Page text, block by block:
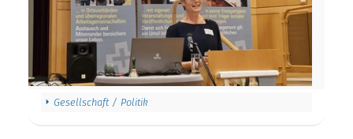
Gesellschaft / Politik